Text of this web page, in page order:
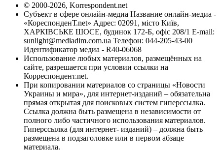
© 2000-2026, Korrespondent.net
Субъект в сфере онлайн-медиа Название онлайн-медиа -
«КореспонденТ.net» Адрес: 02091, місто Київ,
ХАРКІВСЬКЕ ШОСЕ, будинок 172-Б, офіс 208/1 E-mail:
sunlight@mediadim.com.ua Телефон: 044-205-43-00
Идентификатор медиа - R40-06068
Использование любых материалов, размещённых на
сайте, разрешается при условии ссылки на
Корреспондент.net.
При копировании материалов со страницы «Новости
Украины и мира», для интернет-изданий – обязательна
прямая открытая для поисковых систем гиперссылка.
Ссылка должна быть размещена в независимости от
полного либо частичного использования материалов.
Гиперссылка (для интернет- изданий) – должна быть
размещена в подзаголовке или в первом абзаце
материала.